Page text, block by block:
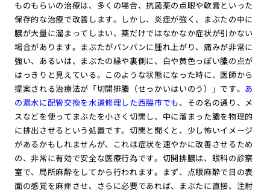
ものもらいの治療は、多くの場合、抗菌薬の点眼や軟膏といった
保存的な治療で改善します。しかし、炎症が強く、まぶたの中に
膿が大量に溜まってしまい、薬だけではなかなか症状が引かない
場合があります。まぶたがパンパンに腫れ上がり、痛みが非常に
強い、あるいは、まぶたの縁や裏側に、白や黄色っぽい膿の点が
はっきりと見えている。このような状態になった時に、医師から
提案される治療法が「切開排膿（せっかいはいのう）」です。 あ
の漏水に配管交換を水道修理した西脇市でも、その名の通り、メ
スなどを使ってまぶたを小さく切開し、中に溜まった膿を物理的
に排出させるという処置です。切開と聞くと、少し怖いイメージ
があるかもしれませんが、これは症状を速やかに改善させるため
の、非常に有効で安全な医療行為です。切開排膿は、眼科の診察
室で、局所麻酔をしてから行われます。まず、点眼麻酔で目の表
面の感覚を麻痺させ、さらに必要であれば、まぶたに直接、注射